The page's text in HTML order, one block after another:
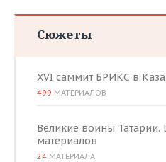
Сюжеты
XVI саммит БРИКС в
499 МАТЕРИАЛОВ
Великие воины Татарии.
материалов
24 МАТЕРИАЛА